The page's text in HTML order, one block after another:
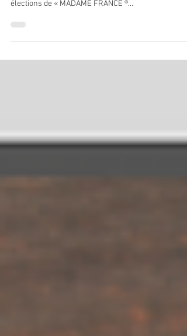
C’est un honneur d’avoir renouvelé des ateliers de
gestion du stress pour les Miss candidates, avant les